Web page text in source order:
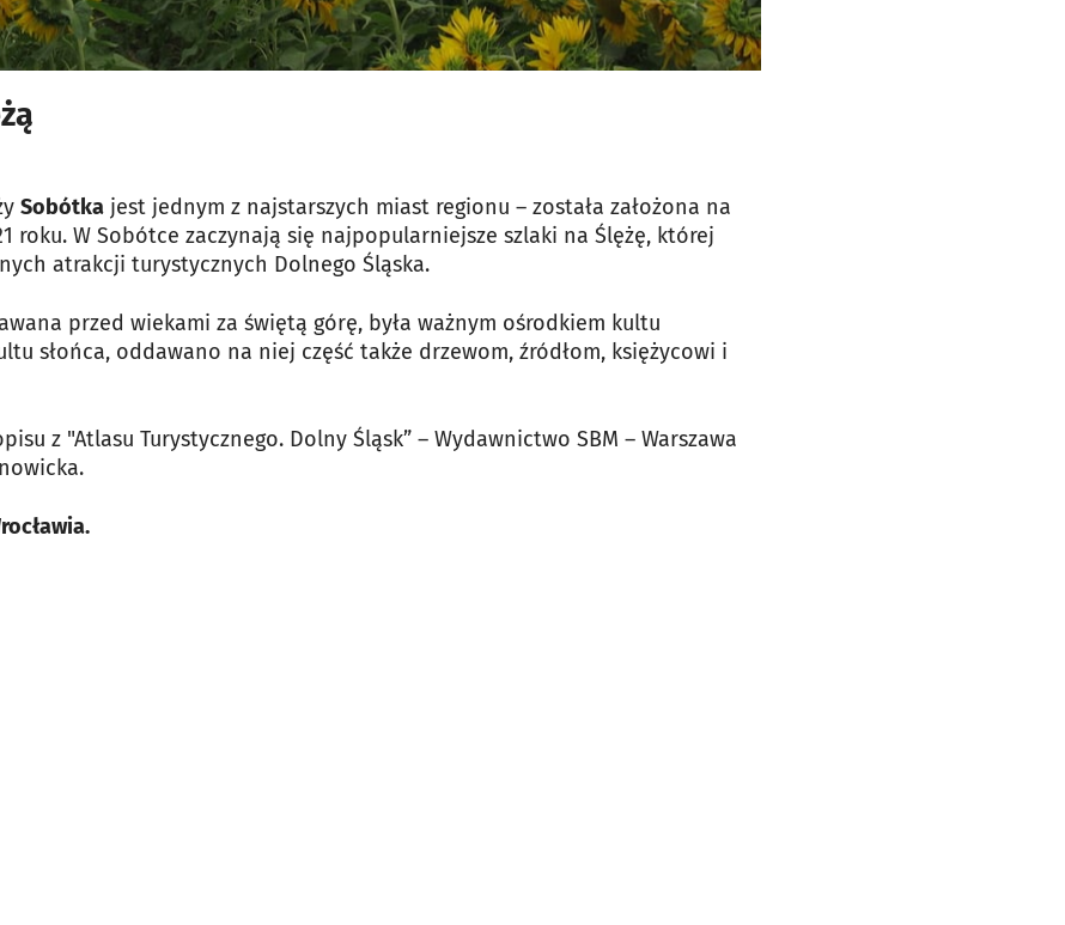
Sobótka jest jednym z najstarszych miast regionu – została założona na
roku. W Sobótce zaczynają się najpopularniejsze szlaki na Ślężę, której
atrakcji turystycznych Dolnego Śląska.
przed wiekami za świętą górę, była ważnym ośrodkiem kultu
słońca, oddawano na niej część także drzewom, źródłom, księżycowi i
z "Atlasu Turystycznego. Dolny Śląsk” – Wydawnictwo SBM – Warszawa